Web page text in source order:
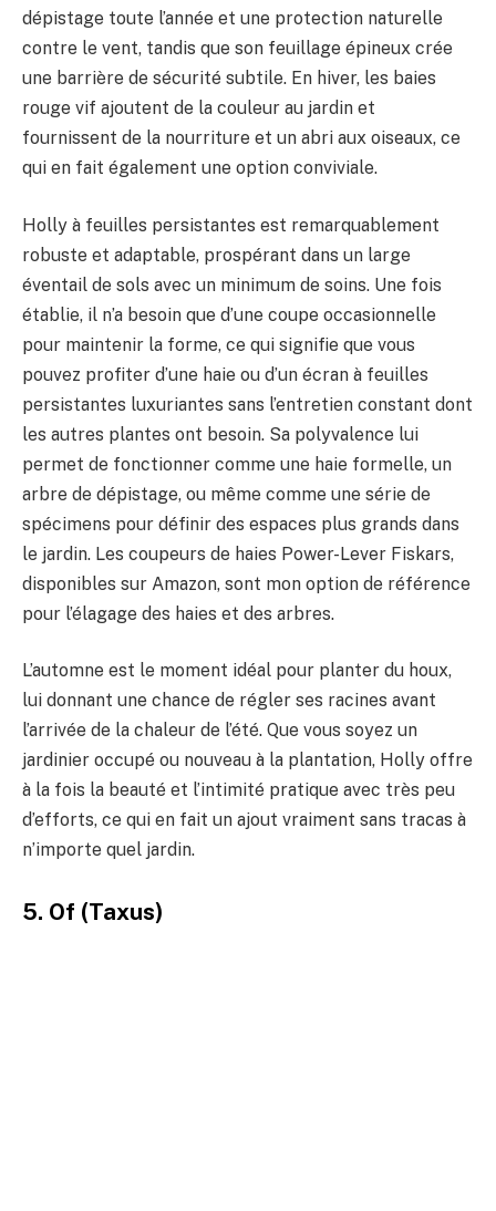
dépistage toute l’année et une protection naturelle
contre le vent, tandis que son feuillage épineux crée
une barrière de sécurité subtile. En hiver, les baies
rouge vif ajoutent de la couleur au jardin et
fournissent de la nourriture et un abri aux oiseaux, ce
qui en fait également une option conviviale.
Holly à feuilles persistantes est remarquablement
robuste et adaptable, prospérant dans un large
éventail de sols avec un minimum de soins. Une fois
établie, il n’a besoin que d’une coupe occasionnelle
pour maintenir la forme, ce qui signifie que vous
pouvez profiter d’une haie ou d’un écran à feuilles
persistantes luxuriantes sans l’entretien constant dont
les autres plantes ont besoin. Sa polyvalence lui
permet de fonctionner comme une haie formelle, un
arbre de dépistage, ou même comme une série de
spécimens pour définir des espaces plus grands dans
le jardin. Les coupeurs de haies Power-Lever Fiskars,
disponibles sur Amazon, sont mon option de référence
pour l’élagage des haies et des arbres.
L’automne est le moment idéal pour planter du houx,
lui donnant une chance de régler ses racines avant
l’arrivée de la chaleur de l’été. Que vous soyez un
jardinier occupé ou nouveau à la plantation, Holly offre
à la fois la beauté et l’intimité pratique avec très peu
d’efforts, ce qui en fait un ajout vraiment sans tracas à
n’importe quel jardin.
5. Of (Taxus)